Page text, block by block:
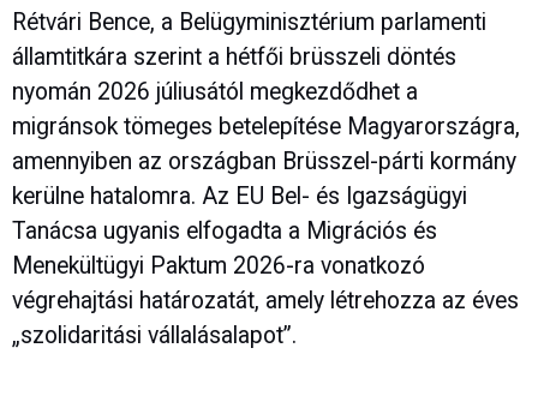
Rétvári Bence, a Belügyminisztérium parlamenti
államtitkára szerint a hétfői brüsszeli döntés
nyomán 2026 júliusától megkezdődhet a
migránsok tömeges betelepítése Magyarországra,
amennyiben az országban Brüsszel-párti kormány
kerülne hatalomra. Az EU Bel- és Igazságügyi
Tanácsa ugyanis elfogadta a Migrációs és
Menekültügyi Paktum 2026-ra vonatkozó
végrehajtási határozatát, amely létrehozza az éves
„szolidaritási vállalásalapot”.